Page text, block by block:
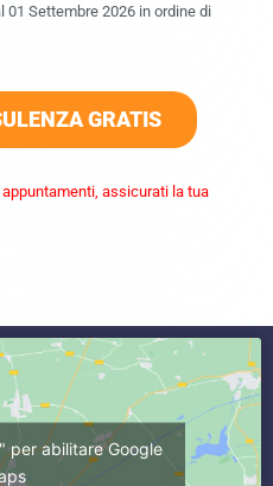
01 Settembre 2026 in ordine di
GRATIS
assicurati la tua
per abilitare Google